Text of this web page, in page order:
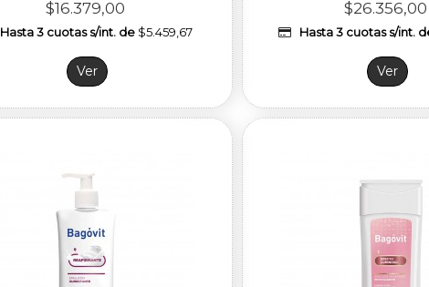
Fuera de stock
$16.379,00
Hasta 3 cuotas s/int. de $5.459,67
Ver
$26.356,00
Hasta 3 cuotas s/int.
Ver